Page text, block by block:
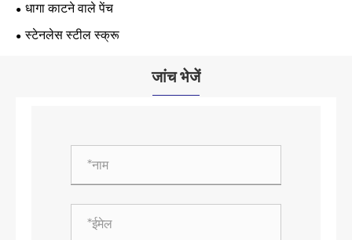
धागा काटने वाले पेंच
स्टेनलेस स्टील स्क्रू
जांच भेजें